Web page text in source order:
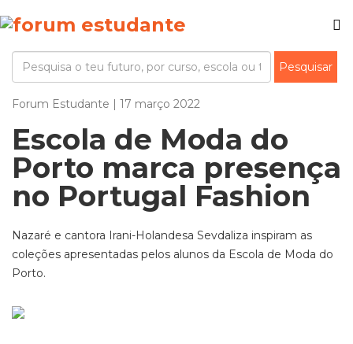
Forum Estudante | 17 março 2022
Escola de Moda do
Porto marca presença
no Portugal Fashion
Nazaré e cantora Irani-Holandesa Sevdaliza inspiram as
coleções apresentadas pelos alunos da Escola de Moda do
Porto.